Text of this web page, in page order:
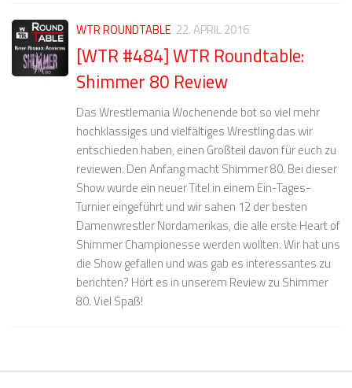
WTR ROUNDTABLE 22. APRIL 2016
[WTR #484] WTR Roundtable:
Shimmer 80 Review
Das Wrestlemania Wochenende bot so viel mehr
hochklassiges und vielfältiges Wrestling das wir
entschieden haben, einen Großteil davon für euch zu
reviewen. Den Anfang macht Shimmer 80. Bei dieser
Show wurde ein neuer Titel in einem Ein-Tages-
Turnier eingeführt und wir sahen 12 der besten
Damenwrestler Nordamerikas, die alle erste Heart of
Shimmer Championesse werden wollten. Wir hat uns
die Show gefallen und was gab es interessantes zu
berichten? Hört es in unserem Review zu Shimmer
80. Viel Spaß!